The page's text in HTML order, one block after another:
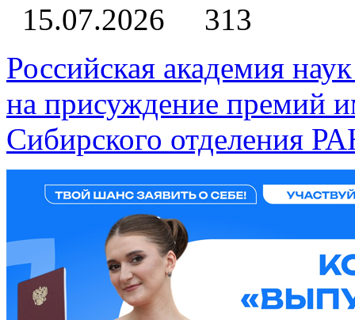
15.07.2026
313
Российская академия
на присуждение премий
Сибирского отделения